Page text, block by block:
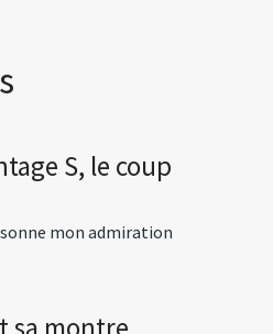
S, le coup
mon admiration